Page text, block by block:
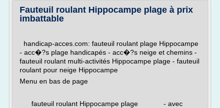
Fauteuil roulant Hippocampe plage à prix
imbattable
handicap-acces.com: fauteuil roulant plage Hippocampe
- acc�?s plage handicapés - acc�?s neige et chemins -
fauteuil roulant multi-activités Hippocampe plage - fauteuil
roulant pour neige Hippocampe
Menu en bas de page
fauteuil roulant Hippocampe plage - avec